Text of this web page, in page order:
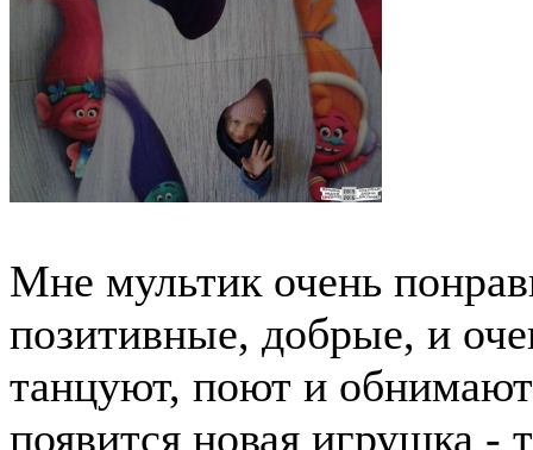
Мне мультик очень
позитивные, добрые, и
танцуют, поют и
появится новая игрушка -